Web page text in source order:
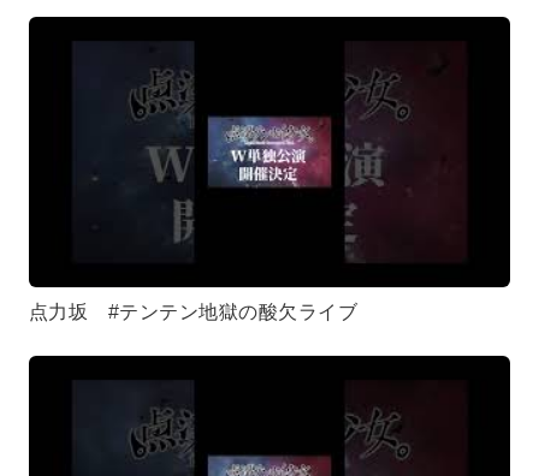
点力坂 #テンテン地獄の酸欠ライブ